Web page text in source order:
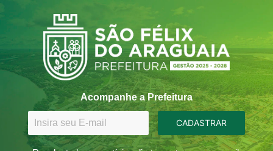
Acompanhe a Prefeitura
CADASTRAR